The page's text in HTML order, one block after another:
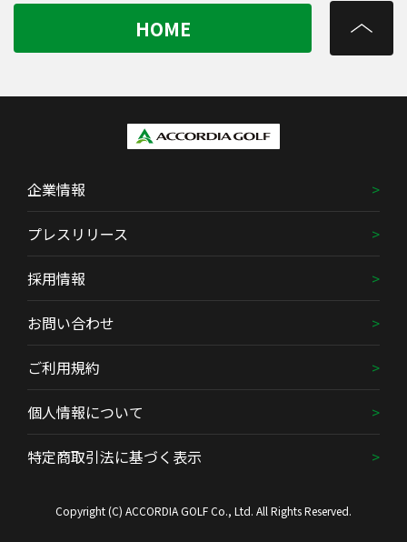
HOME
企業情報
プレスリリース
採用情報
お問い合わせ
ご利用規約
個人情報について
特定商取引法に基づく表示
Copyright (C) ACCORDIA GOLF Co., Ltd. All Rights Reserved.